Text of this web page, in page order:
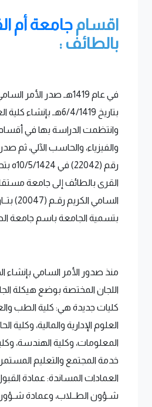
اقسامجامعة أم
بالطائف :
بتاريخ 6/4/1419هـ
وانتظمت الدراسة بها في أقسام
والفيزياء، والحاسب الآلي، ثم
رقم
القرى بالطائف إلى جامعة
بتسمية الجامعة باسم جامعة
منذ صدور الأمر السامي بإنشاء
اللجان المختصة بوضع هيكلة
كليات جديدة هي: كلية الطب
العلوم الإدارية والمالية، وكلية
المعلومات، وكلية الهندسة،
خدمة المجتمع والتعليم
العمادات المساندة: عمادة
شـؤون الطــلاب، وعمادة